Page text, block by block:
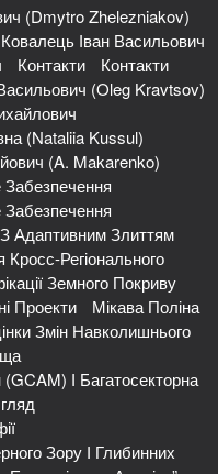
(Dmytro Zhelezniakov)
Ковалець Іван Васильович
Контакти
Контакти
(Oleg Kravtsov)
(Nataliia Kussul)
(A. Makarenko)
Забезпечення
Забезпечення
Адаптивним Злиттям
Регіонального
Земного Покриву
Проекти
Мікава Поліна
Змін Навколишнього
І Багатосекторна
Зору І Глибинних